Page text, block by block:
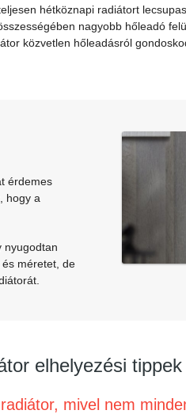
hétköznapi radiátort
nagyobb hőleadó
közvetlen hőleadásról
érdemes
hogy a
nyugodtan
méretet, de
elhelyezési tippek
mivel nem